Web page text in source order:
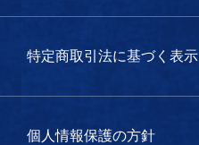
特定商取引法に基づく表示
個人情報保護の方針